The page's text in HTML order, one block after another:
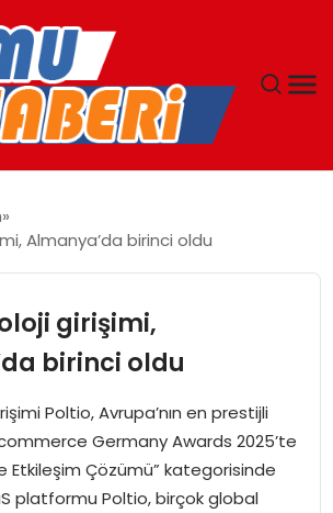
Almanya’da birinci oldu
girişimi,
birinci oldu
Poltio, Avrupa’nın en prestijli
Germany Awards 2025’te
Etkileşim Çözümü” kategorisinde
platformu Poltio, birçok global